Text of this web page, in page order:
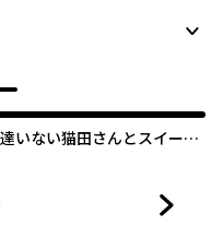
いない猫田さんとスイーツ